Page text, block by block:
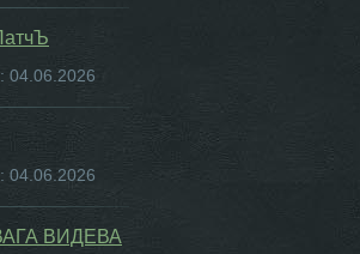
04.06.2026
04.06.2026
ВИДЕВА